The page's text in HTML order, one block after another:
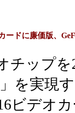
ードに廉価版、
チップを
を実現
ビデオ